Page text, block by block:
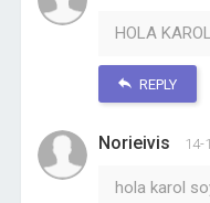
HOLA
REPLY
Norieivis 14-
hola karol